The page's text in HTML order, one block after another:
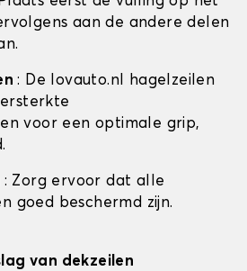
aan de andere delen
: De lovauto.nl hagelzeilen
voor een optimale grip,
: Zorg ervoor dat alle
goed beschermd zijn.
van dekzeilen